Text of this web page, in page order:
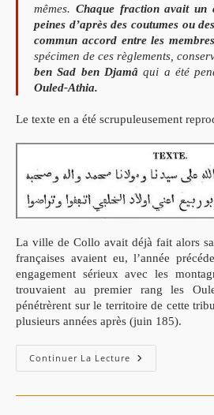
mêmes. Chaque fraction avait un
peines d’après des coutumes ou
commun accord entre les
spécimen de ces règlements,
ben Sad ben Djamâ qui a été
Ouled-Athia.
Le texte en a été scrupuleusement
La ville de Collo avait déjà fait alors
françaises avaient eu, l’année
engagement sérieux avec les
trouvaient au premier rang les
pénétrèrent sur le territoire de cette
plusieurs années après (juin 185).
Continuer La Lecture La
Charte